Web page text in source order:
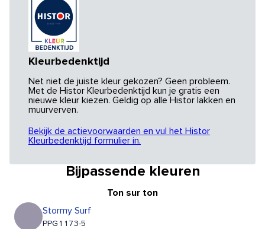
Kleurbedenktijd
Net niet de juiste kleur gekozen? Geen probleem.
Met de Histor Kleurbedenktijd kun je gratis een
nieuwe kleur kiezen. Geldig op alle Histor lakken en
muurverven.
Bekijk de actievoorwaarden en vul het Histor
Kleurbedenktijd formulier in.
Bijpassende kleuren
Ton sur ton
Stormy Surf
PPG1173-5